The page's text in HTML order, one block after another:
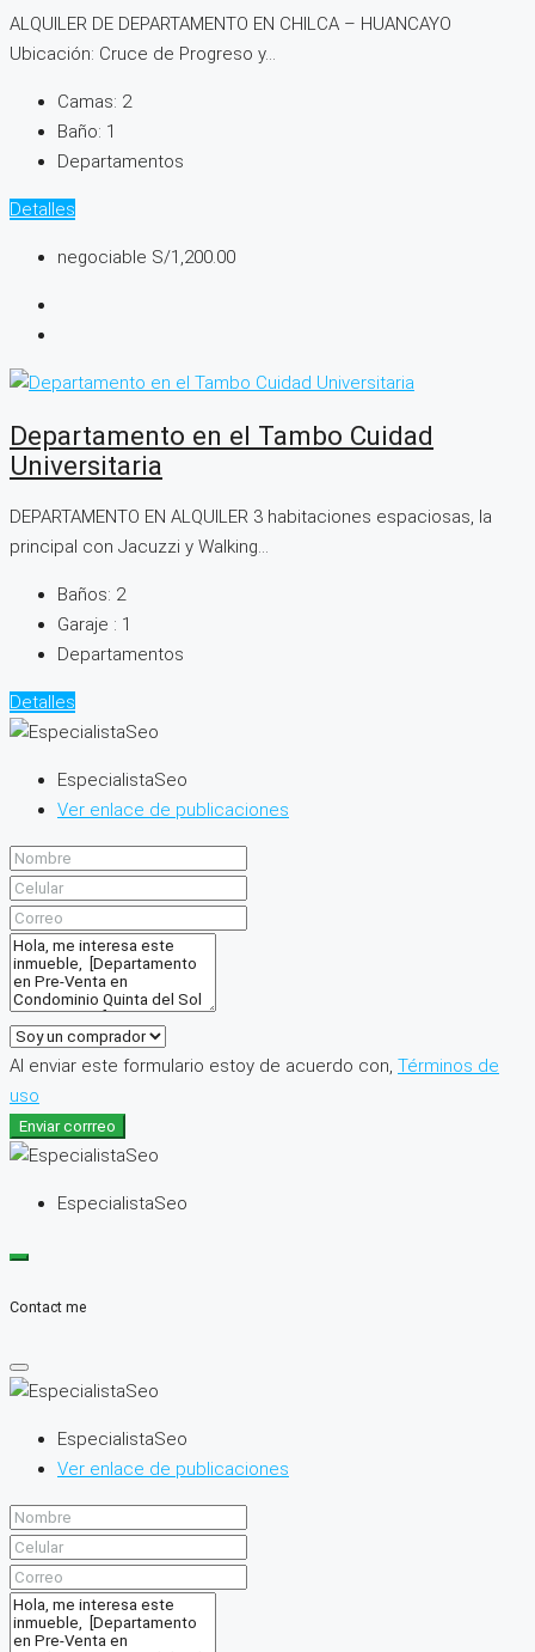
ALQUILER DE DEPARTAMENTO EN CHILCA – HUANCAYO
Ubicación: Cruce de Progreso y...
Camas: 2
Baño: 1
Departamentos
Detalles
negociable S/1,200.00
Departamento en el Tambo Cuidad
Universitaria
DEPARTAMENTO EN ALQUILER 3 habitaciones espaciosas, la
principal con Jacuzzi y Walking...
Baños: 2
Garaje : 1
Departamentos
Detalles
EspecialistaSeo
Ver enlace de publicaciones
Al enviar este formulario estoy de acuerdo con, Términos de
uso
Enviar corrreo
EspecialistaSeo
Contact me
EspecialistaSeo
Ver enlace de publicaciones